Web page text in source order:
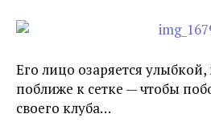
Его лицо озаряется
поближе к сетке — чтобы
своего клуба…